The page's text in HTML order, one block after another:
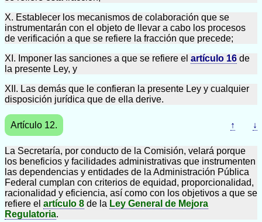
X. Establecer los mecanismos de colaboración que se
instrumentarán con el objeto de llevar a cabo los procesos
de verificación a que se refiere la fracción que precede;
XI. Imponer las sanciones a que se refiere el artículo 16 de
la presente Ley, y
XII. Las demás que le confieran la presente Ley y cualquier
disposición jurídica que de ella derive.
Artículo 12. ↑ ↓
La Secretaría, por conducto de la Comisión, velará porque
los beneficios y facilidades administrativas que instrumenten
las dependencias y entidades de la Administración Pública
Federal cumplan con criterios de equidad, proporcionalidad,
racionalidad y eficiencia, así como con los objetivos a que se
refiere el artículo 8 de la Ley General de Mejora
Regulatoria.